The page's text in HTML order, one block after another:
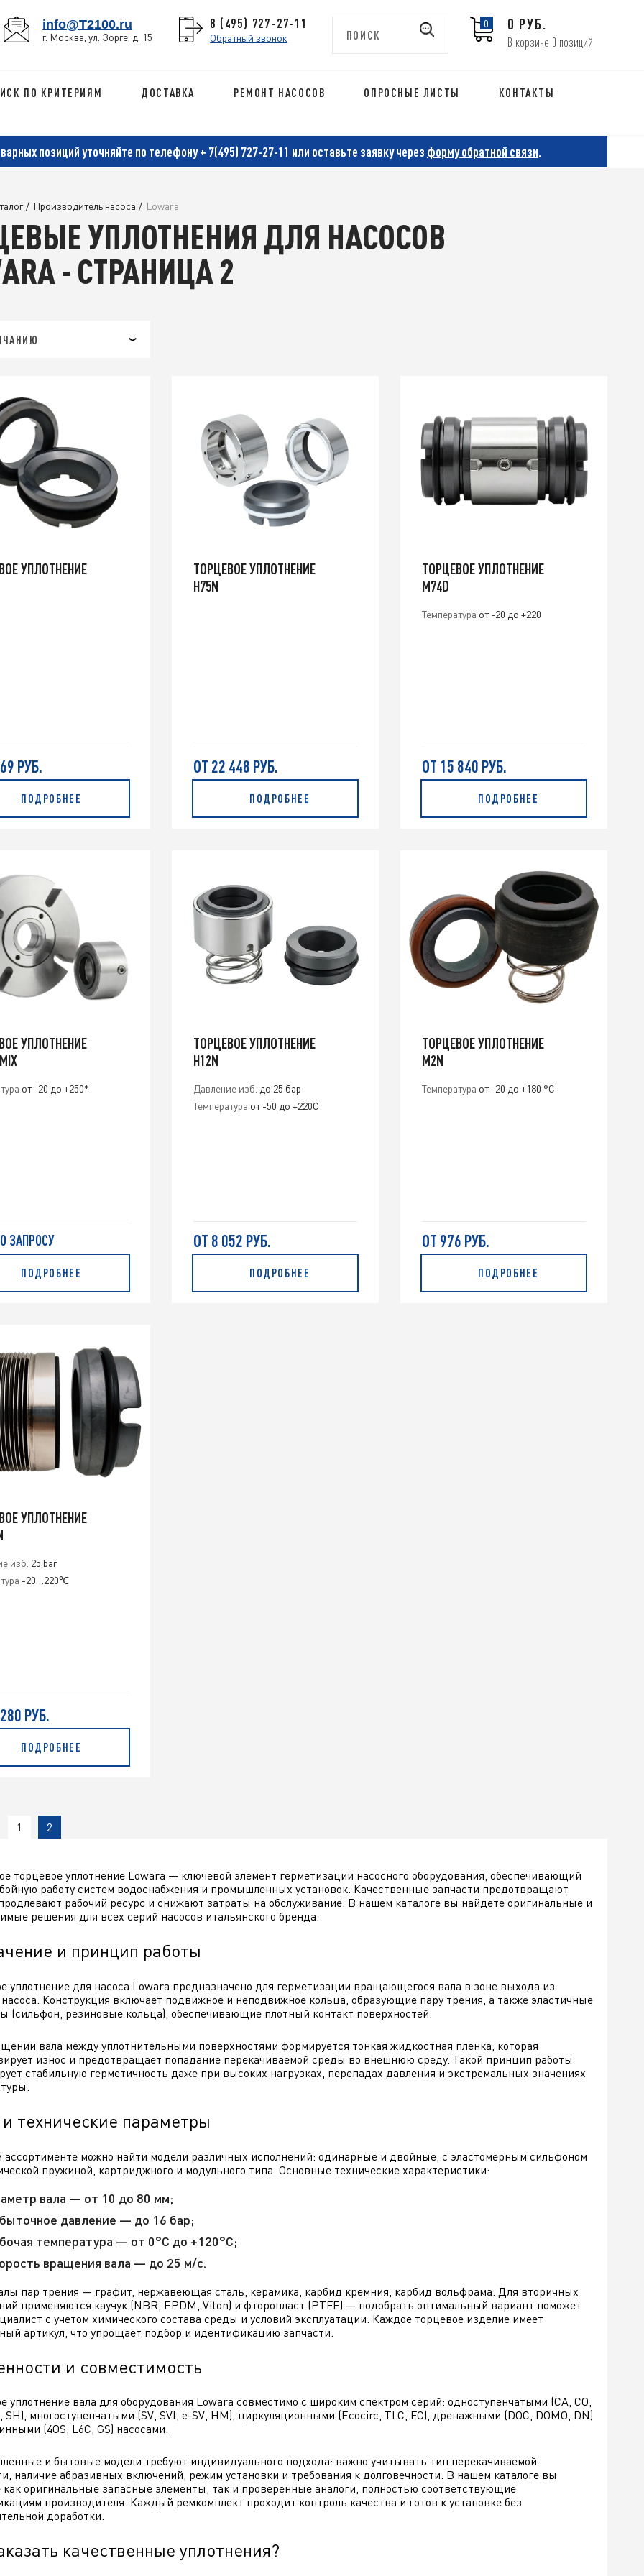
info@T2100.ru
г. Москва, ул. Зорге, д. 15
8 (495) 727-27-11
Обратный звонок
0 0 РУБ.
В корзине 0 позиций
ПО КРИТЕРИЯМ ДОСТАВКА РЕМОНТ НАСОСОВ ОПРОСНЫЕ ЛИСТЫ КОНТАКТЫ
позиций уточняйте по телефону+ 7(495) 727-27-11 или оставьте заявку через форму обратной связи.
/ Производитель насоса / Lowara
УПЛОТНЕНИЯ ДЛЯ НАСОСОВ
- СТРАНИЦА 2
УПЛОТНЕНИЕ
РУБ.
ПОДРОБНЕЕ
ТОРЦЕВОЕ УПЛОТНЕНИЕ
H75N
ОТ 22 448 РУБ.
ПОДРОБНЕЕ
ТОРЦЕВОЕ УПЛОТНЕНИЕ
M74D
Температура от -20 до +220
ОТ 15 840 РУБ.
ПОДРОБНЕЕ
УПЛОТНЕНИЕ
от -20 до +250*
ЗАПРОСУ
ПОДРОБНЕЕ
ТОРЦЕВОЕ УПЛОТНЕНИЕ
H12N
Давление изб. до 25 бар
Температура от -50 до +220С
ОТ 8 052 РУБ.
ПОДРОБНЕЕ
ТОРЦЕВОЕ УПЛОТНЕНИЕ
M2N
Температура от -20 до +180 °C
ОТ 976 РУБ.
ПОДРОБНЕЕ
УПЛОТНЕНИЕ
изб. 25 bar
-20…220℃
РУБ.
ПОДРОБНЕЕ
1 2
торцевое уплотнение Lowara — ключевой элемент герметизации насосного оборудования, обеспечивающий
работу систем водоснабжения и промышленных установок. Качественные запчасти предотвращают
рабочий ресурс и снижают затраты на обслуживание. В нашем каталоге вы найдете оригинальные и
решения для всех серий насосов итальянского бренда.
и принцип работы
уплотнение для насоса Lowara предназначено для герметизации вращающегося вала в зоне выхода из
насоса. Конструкция включает подвижное и неподвижное кольца, образующие пару трения, а также эластичные
(сильфон, резиновые кольца), обеспечивающие плотный контакт поверхностей.
вала между уплотнительными поверхностями формируется тонкая жидкостная пленка, которая
износ и предотвращает попадание перекачиваемой среды во внешнюю среду. Такой принцип работы
стабильную герметичность даже при высоких нагрузках, перепадах давления и экстремальных значениях
технические параметры
можно найти модели различных исполнений: одинарные и двойные, с эластомерным сильфоном
пружиной, картриджного и модульного типа. Основные технические характеристики:
вала — от 10 до 80 мм;
давление — до 16 бар;
температура — от 0°С до +120°С;
вращения вала — до 25 м/с.
пар трения — графит, нержавеющая сталь, керамика, карбид кремния, карбид вольфрама. Для вторичных
применяются каучук (NBR, EPDM, Viton) и фторопласт (PTFE) — подобрать оптимальный вариант поможет
с учетом химического состава среды и условий эксплуатации. Каждое торцевое изделие имеет
артикул, что упрощает подбор и идентификацию запчасти.
и совместимость
уплотнение вала для оборудования Lowara совместимо с широким спектром серий: одноступенчатыми (CA, CO,
SH), многоступенчатыми (SV, SVI, e-SV, HM), циркуляционными (Ecocirc, TLC, FC), дренажными (DOC, DOMO, DN)
(4OS, L6C, GS) насосами.
и бытовые модели требуют индивидуального подхода: важно учитывать тип перекачиваемой
наличие абразивных включений, режим установки и требования к долговечности. В нашем каталоге вы
как оригинальные запасные элементы, так и проверенные аналоги, полностью соответствующие
производителя. Каждый ремкомплект проходит контроль качества и готов к установке без
доработки.
качественные уплотнения?